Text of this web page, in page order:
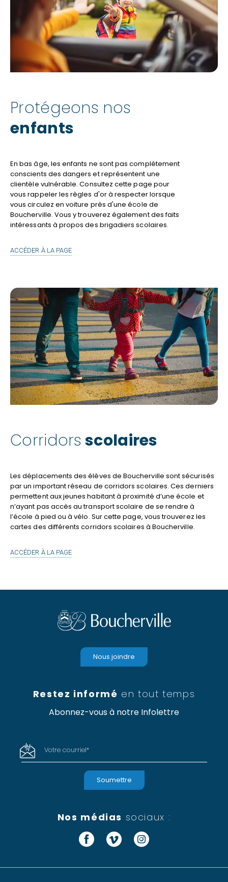
Protégeons nos
enfants
En bas âge, les enfants ne sont pas complétement
conscients des dangers et représentent une
clientèle vulnérable. Consultez cette page pour
vous rappeler les règles d'or à respecter lorsque
vous circulez en voiture près d'une école de
Boucherville. Vous y trouverez également des faits
intéressants à propos des brigadiers scolaires.
ACCÉDER À LA PAGEPROTÉGEONS
Corridors scolaires
Les déplacements des élèves de Boucherville sont sécurisés
par un important réseau de corridors scolaires. Ces derniers
permettent aux jeunes habitant à proximité d’une école et
n’ayant pas accès au transport scolaire de se rendre à
l’école à pied ou à vélo. Sur cette page, vous trouverez les
cartes des différents corridors scolaires à Boucherville.
ACCÉDER À LA PAGECORRIDORS
Restez informé en tout temps
Abonnez-vous à notre Infolettre
Votre courriel*
Nous joindre
Nos médias sociaux :
Facebook
VimeoInstagram